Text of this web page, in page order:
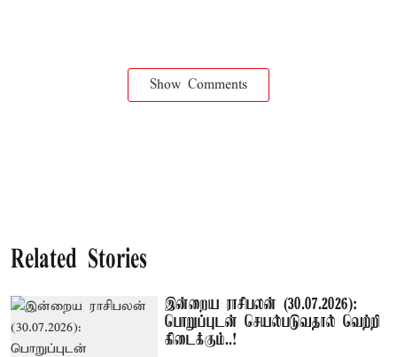
Show Comments
Related Stories
இன்றைய ராசிபலன் (30.07.2026):
பொறுப்புடன் செயல்படுவதால் வெற்றி
கிடைக்கும்..!